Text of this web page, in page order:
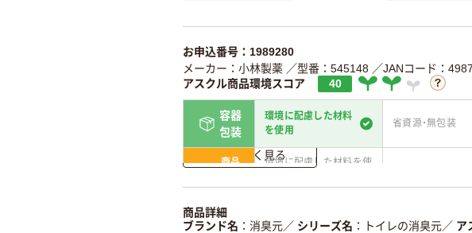
お申込番号：1989280
メーカー：小林製薬 ／型番：545148 ／JANコード：
アスクル商品環境スコア
40
容器
包装
環境に配慮した材料
を使用
省資源・無包装
商品
環境に配慮した材料を使
仕組
る
ている
詳しく見る
商品詳細
ブランド名
消臭元／ シリーズ名 トイレの消臭元／ ア